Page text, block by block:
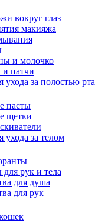
вокруг глаз
макияжа
и молочко
патчи
ухода за полостью рта
пасты
щетки
ухода за телом
рук и тела
для душа
для рук